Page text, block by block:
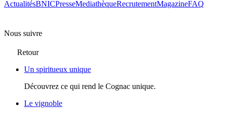
ActualitésBNICPresseMediathèqueRecrutementMagazineFAQ
Nous suivre
Retour
Un spiritueux unique
Découvrez ce qui rend le Cognac unique.
Le vignoble